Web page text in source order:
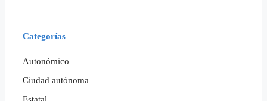
Categorías
Autonómico
Ciudad autónoma